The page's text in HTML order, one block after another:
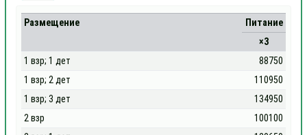
Размещение
Питание
×3
1 взр; 1 дет
88750
1 взр; 2 дет
110950
1 взр; 3 дет
134950
2 взр
100100